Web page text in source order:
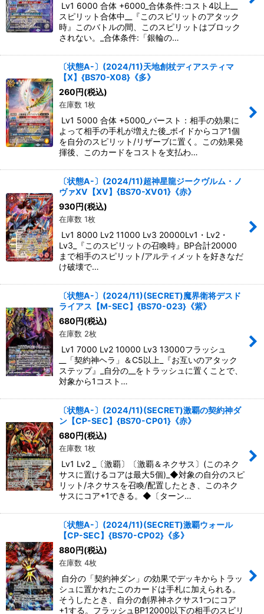
Lv1 6000 合体 +6000_合体条件:コスト4以上__
スピリット合体中__『このスピリットのアタック
時』このバトルの間、このスピリットはブロック
されない。_合体条件:「銀輪の…
〔状態A-〕(2024/11)天地創杖ディアスティマ
【X】{BS70-X08}《多》
260 円(税込)
在庫数 1枚
Lv1 5000 合体 +5000_バースト：相手の効果に
よって相手の手札が増えた後_ボイドからコア1個
を自分のスピリット/リザーブに置く。この効果発
揮後、このカードをコストを支払わ…
〔状態A-〕(2024/11)超神星龍ジークヴルム・ノ
ヴァXV【XV】{BS70-XV01}《赤》
930 円(税込)
在庫数 1枚
Lv1 8000 Lv2 11000 Lv3 20000Lv1・Lv2・
Lv3_『このスピリットの召喚時』BP合計20000
まで相手のスピリット/アルティメットを好きなだ
け破壊で…
〔状態A-〕(2024/11)(SECRET)魔界衛将デスド
ライアス【M-SEC】{BS70-023}《紫》
680 円(税込)
在庫数 2枚
Lv1 7000 Lv2 10000 Lv3 13000フラッシュ
__「契約神ヘラ」＆C5以上_『お互いのアタック
ステップ』_自分の__をトラッシュに置くことで、
対象から1コスト…
〔状態A-〕(2024/11)(SECRET)激覇の契約神ダ
ン【CP-SEC】{BS70-CP01}《赤》
680 円(税込)
在庫数 1枚
Lv1 Lv2 _〔激覇〕〔激覇＆ネクサス〕(このネク
サスに置けるコアは最大5個)_◆対象の自分のスピ
リット/ネクサスを召喚/配置したとき、このネク
サスにコア+1できる。◆〔ターン…
〔状態A-〕(2024/11)(SECRET)激覇ウォール
【CP-SEC】{BS70-CP02}《多》
880 円(税込)
在庫数 4枚
自分の「契約神ダン」の効果でデッキからトラッ
シュに置かれたこのカードは手札に加えられる。
そうしたとき、自分の創界神ネクサス1つにコア
+1する。フラッシュBP12000以下の相手のスピリ